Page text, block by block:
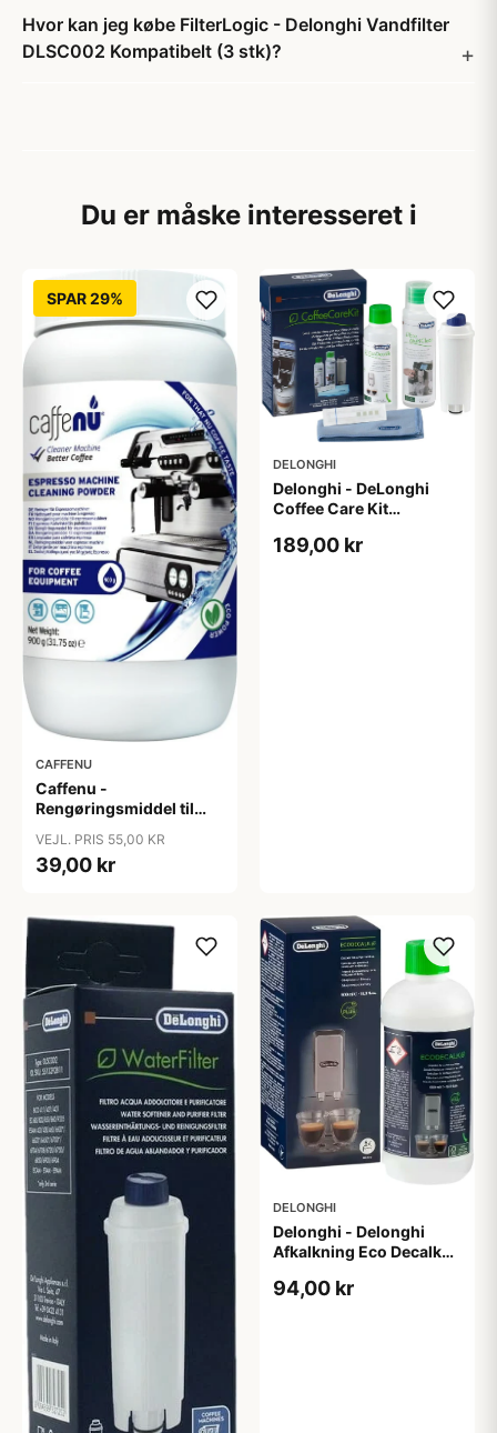
Hvor kan jeg købe FilterLogic - Delonghi Vandfilter
DLSC002 Kompatibelt (3 stk)?
Du er måske interesseret i
SPAR 29%
CAFFENU
Caffenu -
Rengøringsmiddel til
(900g)
VEJL. PRIS 55,00 KR
39,00 kr
DELONGHI
Delonghi - DeLonghi
Coffee Care Kit
189,00 kr
DELONGHI
Delonghi - Delonghi
Afkalkning Eco Decalk
94,00 kr